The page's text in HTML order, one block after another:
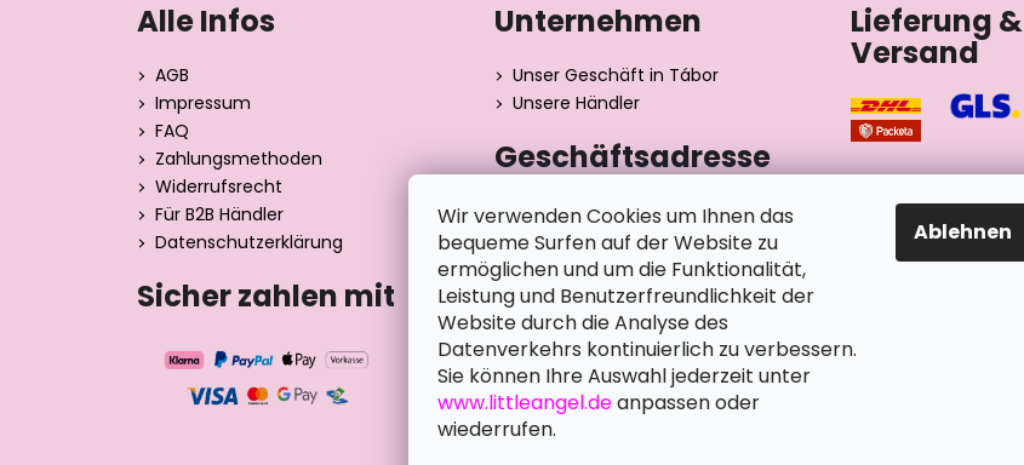
Wir verwenden Cookies um Ihnen das
bequeme Surfen auf der Website zu
ermöglichen und um die Funktionalität,
Leistung und Benutzerfreundlichkeit der
Website durch die Analyse des
Datenverkehrs kontinuierlich zu verbessern.
Sie können Ihre Auswahl jederzeit unter
www.littleangel.deanpassen oder
wiederrufen.
Ablehnen
Alle Infos
AGB
Impressum
FAQ
Zahlungsmethoden
Widerrufsrecht
Für B2B Händler
Datenschutzerklärung
Sicher zahlen mit
Unternehmen
Unser Geschäft in Tábor
Unsere Händler
Geschäftsadresse
Dita výrobní družstvo invalidů
Stránského 2510/1
390 02 Tábor
Tschechische Republik
Lieferung &
Versand